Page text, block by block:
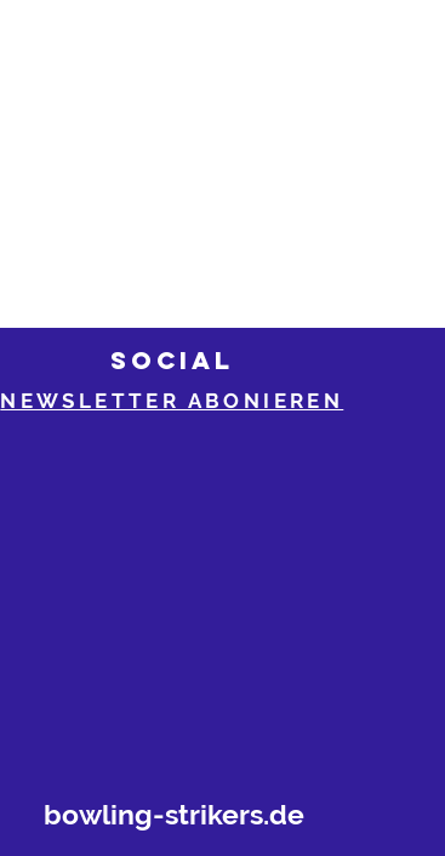
SOCIAL
NEWSLETTER ABONIEREN
bowling-strikers.de